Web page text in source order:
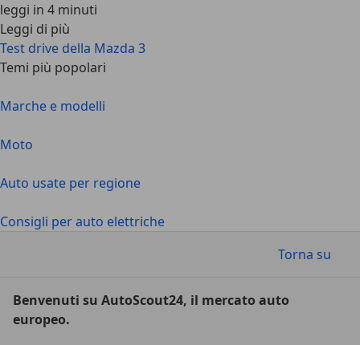
leggi in 4 minuti
Leggi di più
Test drive della Mazda 3
Temi più popolari
Marche e modelli
Moto
Auto usate per regione
Consigli per auto elettriche
Torna su
Benvenuti su AutoScout24, il mercato auto
europeo.